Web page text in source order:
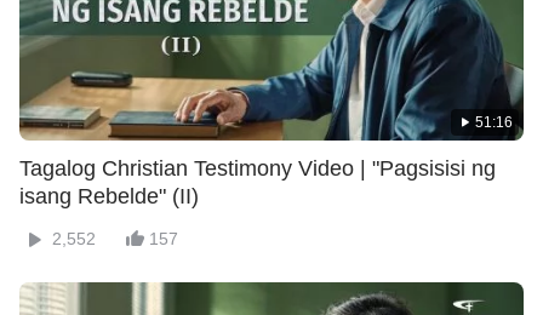
51:16
Tagalog Christian Testimony Video | "Pagsisisi ng
isang Rebelde" (II)
2,552 157